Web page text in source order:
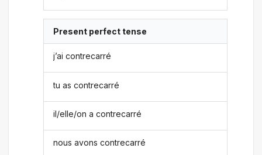
Present perfect tense
j’ai contrecarré
tu as contrecarré
il/elle/on a contrecarré
nous avons contrecarré